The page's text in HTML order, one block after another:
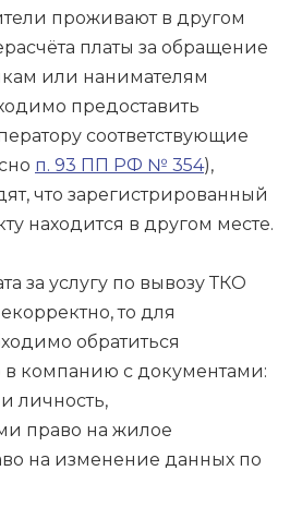
проживают в другом
платы за обращение
или нанимателям
предоставить
соответствующие
п. 93 ПП РФ № 354),
что зарегистрированный
находится в другом месте.
за услугу по вывозу ТКО
то для
обратиться
в компанию с документами:
личность,
право на жилое
на изменение данных по